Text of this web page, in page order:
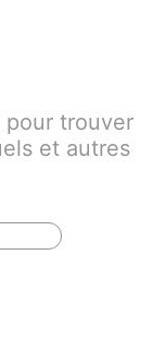
pour trouver
et autres